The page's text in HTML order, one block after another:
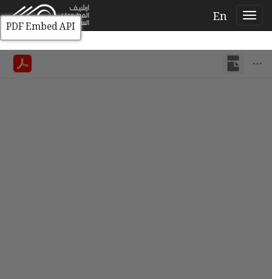
En
PDF Embed API